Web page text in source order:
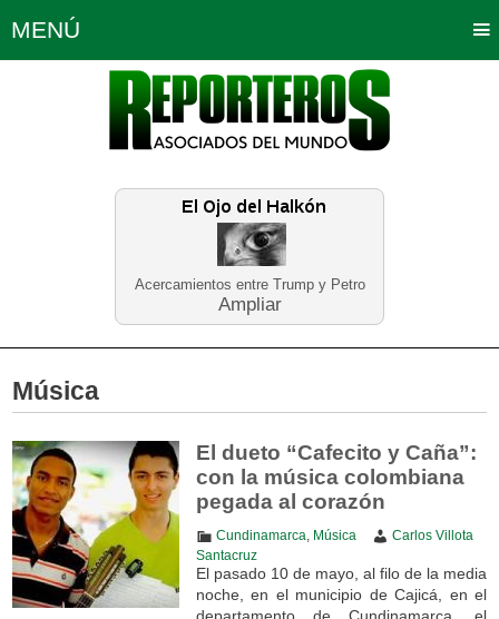
Acercamientos entre Trump y Petro
Ampliar
MENÚ
Política Opinión Bogotá
Planeta Tierra Deportes
Educación Neira
Música
El dueto “Cafecito y Caña”:
con la música colombiana
pegada al corazón
Cundinamarca Música
Carlos Villota
Santacruz
El pasado 10 de mayo, al filo de la media
noche, en el municipio de Cajicá, en el